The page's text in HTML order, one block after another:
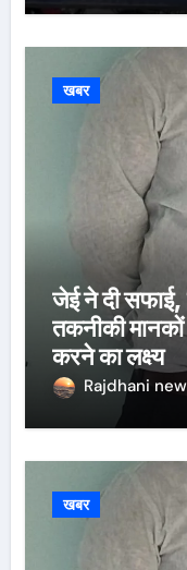
खबर
जेई ने दी सफाई,
तकनीकी
करने का लक्ष्य
Rajdhani
खबर